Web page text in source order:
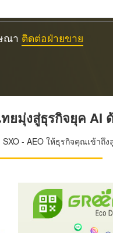
ณา ติดต่อฝ่ายขาย
ยมุ่งสู่ธุรกิจยุค AI
- AEO ให้ธุรกิจคุณเข้า